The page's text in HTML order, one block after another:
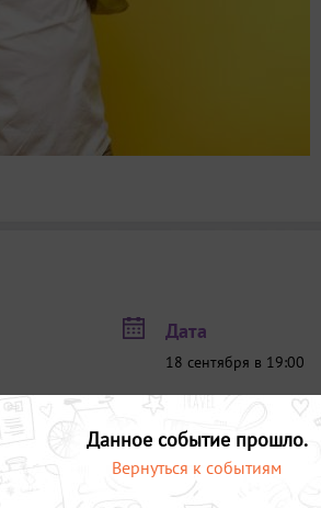
Дата
18 сентября в 19:00
Данное событие прошло.
Вернуться к событиям